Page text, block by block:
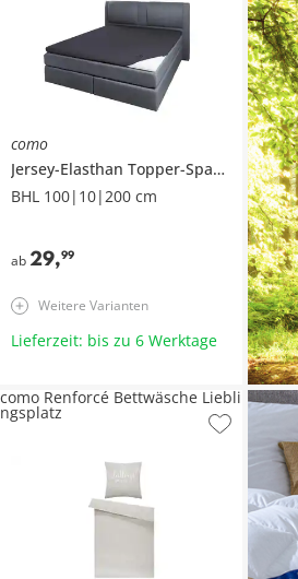
como
Jersey-Elasthan Topper-Spannbetttuch
BHL 100|10|200 cm
ab 29,99
Weitere Varianten
Lieferzeit: bis zu 6 Werktage
como Renforcé Bettwäsche Liebli
ngsplatz